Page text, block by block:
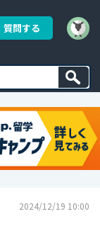
質問する
2024/12/19 10:00